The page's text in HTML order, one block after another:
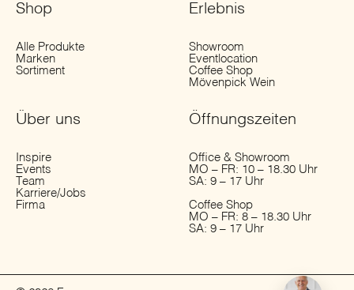
Shop
Alle Produkte
Marken
Sortiment
Erlebnis
Showroom
Eventlocation
Coffee Shop
Mövenpick Wein
Über uns
Inspire
Events
Team
Karriere/Jobs
Firma
Öffnungs­zeiten
Office & Showroom
MO – FR: 10 – 18.30 Uhr
SA: 9 – 17 Uhr
Coffee Shop
MO – FR: 8 – 18.30 Uhr
SA: 9 – 17 Uhr